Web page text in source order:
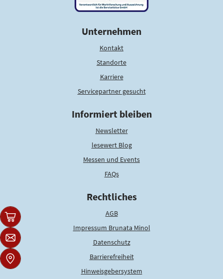
Unternehmen
Kontakt
Standorte
Karriere
Servicepartner gesucht
Informiert bleiben
Newsletter
lesewert Blog
Messen und Events
FAQs
Rechtliches
AGB
Impressum Brunata Minol
Datenschutz
Barrierefreiheit
Hinweisgebersystem